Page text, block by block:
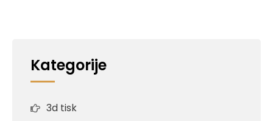
Kategorije
3d tisk